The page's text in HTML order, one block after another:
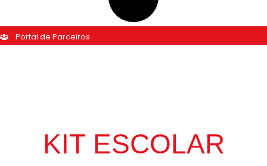
Portal de Parceiros
KIT ESCOLAR